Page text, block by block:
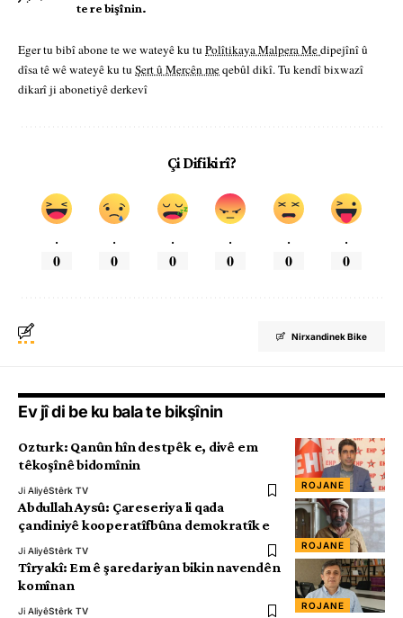
te re bişînin.
Eger tu bibî abone te we wateyê ku tu Polîtikaya Malpera Medipejînî û
dîsa tê wê wateyê ku tu Şert û Mercên meqebûl dikî. Tu kendî bixwazî
dikarî ji abonetiyê derkevî
Çi Difikirî?
.
0
.
0
.
0
.
0
.
0
.
0
Nirxandinek Bike
Ev jî di be ku bala te bikşînin
ROJANE
Ozturk: Qanûn hîn destpêk e, divê em
têkoşînê bidomînin
Ji AliyêStêrk TV
ROJANE
Abdullah Aysû: Çareseriya li qada
çandiniyê kooperatîfbûna demokratîk e
Ji AliyêStêrk TV
ROJANE
Tîryakî: Em ê şaredariyan bikin navendên
komînan
Ji AliyêStêrk TV